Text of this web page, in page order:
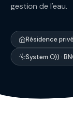
gestion de l'eau.
Résidence
System O)) ·